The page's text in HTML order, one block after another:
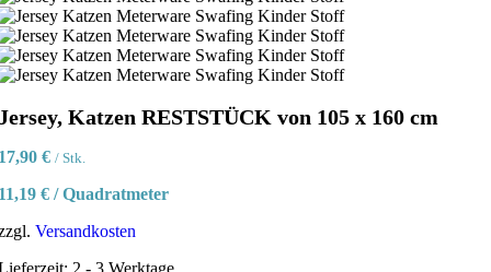
Katzen RESTSTÜCK von 105 x 160 cm
€ / Stk.
€ /Quadratmeter
Versandkosten